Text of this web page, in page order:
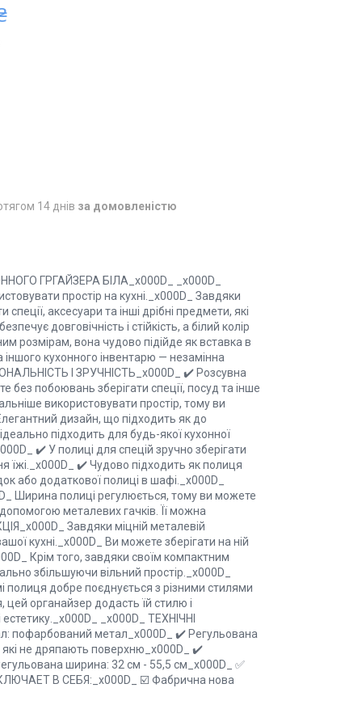
14 днів за домовленістю
ГРГАЙЗЕРА БІЛА_x000D_ _x000D_
простір на кухні._x000D_ Завдяки
аксесуари та інші дрібні предмети, які
довговічність і стійкість, а білий колір
розмірам, вона чудово підійде як вставка в
кухонного інвентарю — незамінна
І ЗРУЧНІСТЬ_x000D_ ✔️ Розсувна
без побоювань зберігати спеції, посуд та інше
використовувати простір, тому ви
дизайн, що підходить як до
підходить для будь-якої кухонної
✔️ У полиці для спецій зручно зберігати
їжі._x000D_ ✔️ Чудово підходить як полиця
або додаткової полиці в шафі._x000D_
полиці регулюється, тому ви можете
металевих гачків. Її можна
Завдяки міцній металевій
кухні._x000D_ Ви можете зберігати на ній
Крім того, завдяки своїм компактним
збільшуючи вільний простір._x000D_
полиця добре поєднується з різними стилями
цей органайзер додасть їй стилю і
_x000D_ ТЕХНІЧНІ
пофарбований метал_x000D_ ✔️ Регульована
які не дряпають поверхню_x000D_ ✔️
ширина: 32 см - 55,5 см_x000D_ ✅
В СЕБЯ:_x000D_ ☑️ Фабрична нова